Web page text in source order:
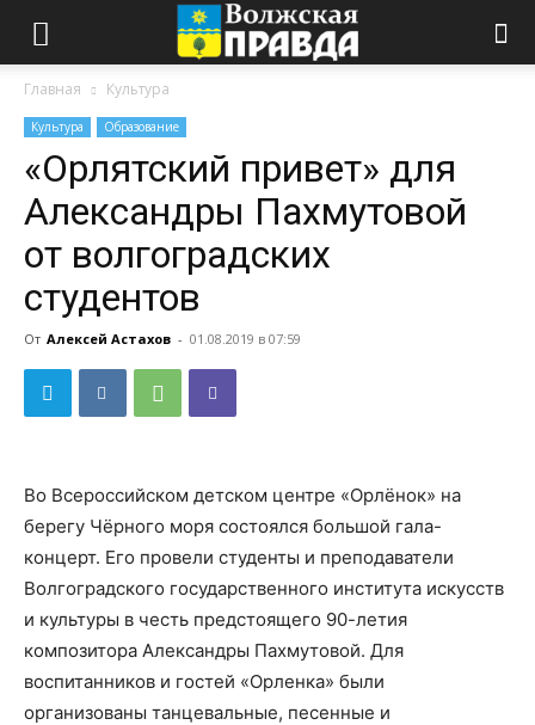
Главная Культура
Культура Образование
«Орлятский привет» для
Александры Пахмутовой
от волгоградских
студентов
От Алексей Астахов - 01.08.2019 в 07:59
Во Всероссийском детском центре «Орлёнок» на
берегу Чёрного моря состоялся большой гала-
концерт. Его провели студенты и преподаватели
Волгоградского государственного института искусств
и культуры в честь предстоящего 90-летия
композитора Александры Пахмутовой. Для
воспитанников и гостей «Орленка» были
организованы танцевальные, песенные и